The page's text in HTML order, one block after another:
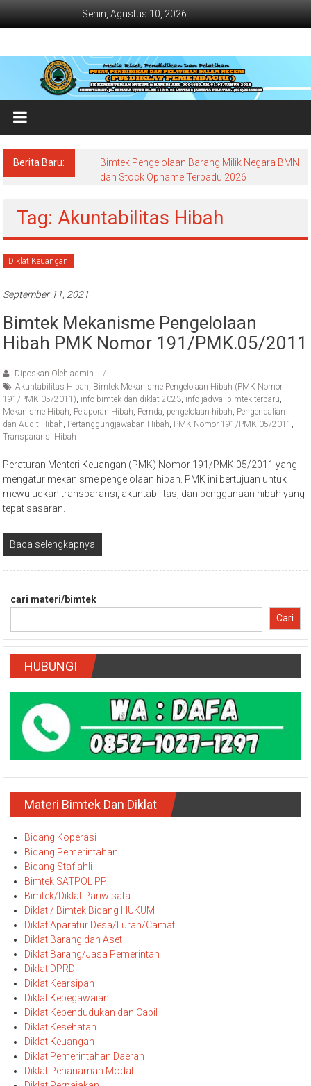
Senin, Agustus 10, 2026
Jadwal
Bimtek
dan
Diklat
Terbaru
Dan
Berita Baru:
Bimtek Pengelolaan Barang Milik Negara BMN
dan Stock Opname Terpadu 2026
Tag: Akuntabilitas Hibah
Diklat Keuangan
September 11, 2021
Bimtek Mekanisme Pengelolaan
Hibah PMK Nomor 191/PMK.05/2011
Diposkan Oleh:admin
Akuntabilitas Hibah, Bimtek Mekanisme Pengelolaan Hibah (PMK Nomor
191/PMK.05/2011), info bimtek dan diklat 2023, info jadwal bimtek terbaru,
Mekanisme Hibah, Pelaporan Hibah, Pemda, pengelolaan hibah, Pengendalian
dan Audit Hibah, Pertanggungjawaban Hibah, PMK Nomor 191/PMK.05/2011 ,
Transparansi Hibah
Peraturan Menteri Keuangan (PMK) Nomor 191/PMK.05/2011 yang
mengatur mekanisme pengelolaan hibah. PMK ini bertujuan untuk
mewujudkan transparansi, akuntabilitas, dan penggunaan hibah yang
tepat sasaran.
Baca selengkapnya
cari materi/bimtek
Cari
HUBUNGI
Materi Bimtek Dan Diklat
Bidang Koperasi
Bidang Pemerintahan
Bidang Staf ahli
Bimtek SATPOL PP
Bimtek/Diklat Pariwisata
Diklat / Bimtek Bidang HUKUM
Diklat Aparatur Desa/Lurah/Camat
Diklat Barang dan Aset
Diklat Barang/Jasa Pemerintah
Diklat DPRD
Diklat Kearsipan
Diklat Kepegawaian
Diklat Kependudukan dan Capil
Diklat Kesehatan
Diklat Keuangan
Diklat Pemerintahan Daerah
Diklat Penanaman Modal